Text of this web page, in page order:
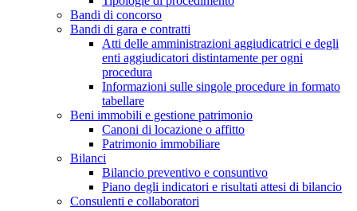
Bandi di concorso
Bandi di gara e contratti
Atti delle amministrazioni aggiudicatrici e degli
enti aggiudicatori distintamente per ogni
procedura
Informazioni sulle singole procedure in formato
tabellare
Beni immobili e gestione patrimonio
Canoni di locazione o affitto
Patrimonio immobiliare
Bilanci
Bilancio preventivo e consuntivo
Piano degli indicatori e risultati attesi di bilancio
Consulenti e collaboratori